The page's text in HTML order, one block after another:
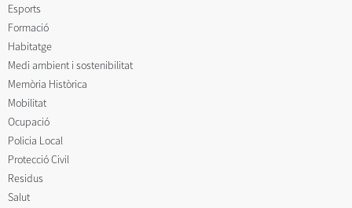
Esports
Formació
Habitatge
Medi ambient i sostenibilitat
Memòria Històrica
Mobilitat
Ocupació
Policia Local
Protecció Civil
Residus
Salut